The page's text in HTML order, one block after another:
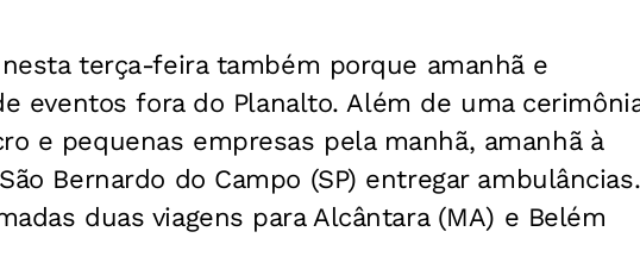
terça-feira também porque amanhã e
eventos fora do Planalto. Além de uma
e pequenas empresas pela manhã, amanhã à
Bernardo do Campo (SP) entregar ambulâncias.
duas viagens para Alcântara (MA) e Belém